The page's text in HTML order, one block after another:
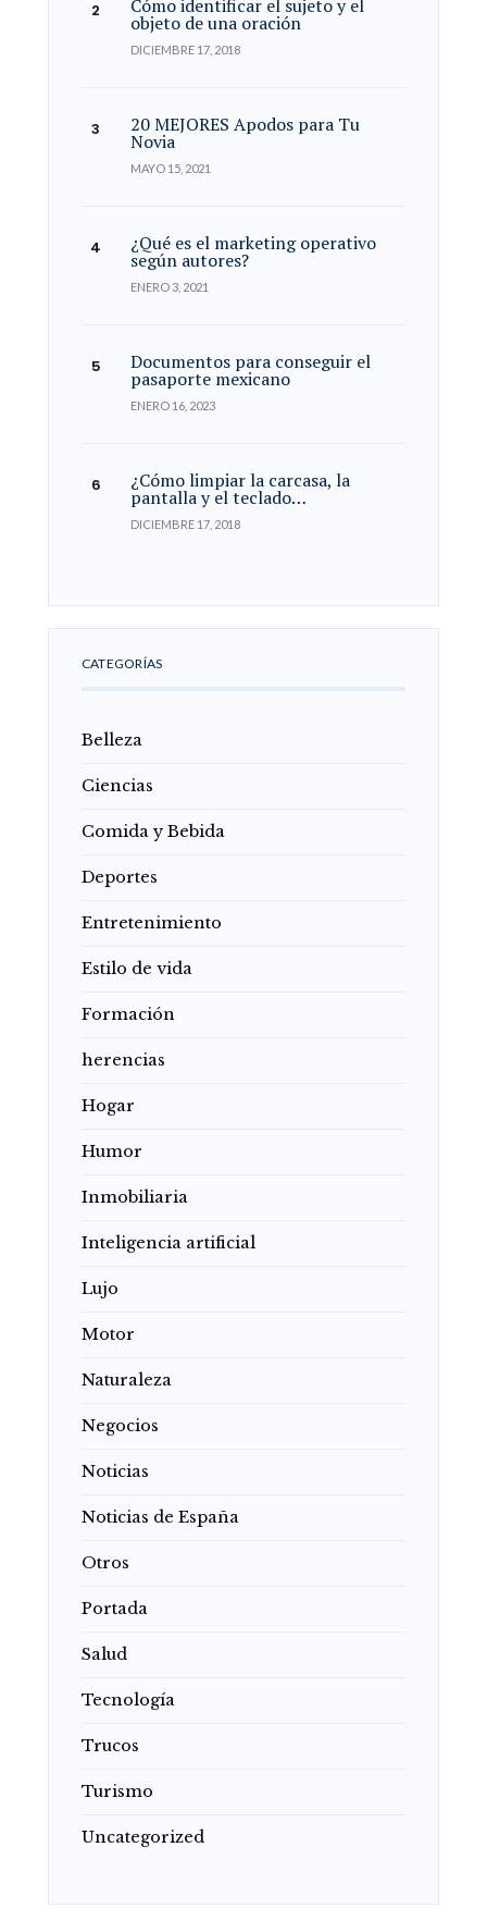
Cómo identificar el sujeto y el
objeto de una oración
DICIEMBRE 17, 2018
20 MEJORES Apodos para Tu
Novia
MAYO 15, 2021
¿Qué es el marketing operativo
según autores?
ENERO 3, 2021
Documentos para conseguir el
pasaporte mexicano
ENERO 16, 2023
¿Cómo limpiar la carcasa, la
pantalla y el teclado…
DICIEMBRE 17, 2018
CATEGORÍAS
Belleza
Ciencias
Comida y Bebida
Deportes
Entretenimiento
Estilo de vida
Formación
herencias
Hogar
Humor
Inmobiliaria
Inteligencia artificial
Lujo
Motor
Naturaleza
Negocios
Noticias
Noticias de España
Otros
Portada
Salud
Tecnología
Trucos
Turismo
Uncategorized